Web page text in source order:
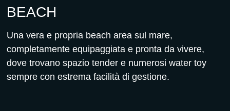
BEACH
Una vera e propria beach area sul mare,
completamente equipaggiata e pronta da vivere,
dove trovano spazio tender e numerosi water toy
sempre con estrema facilità di gestione.